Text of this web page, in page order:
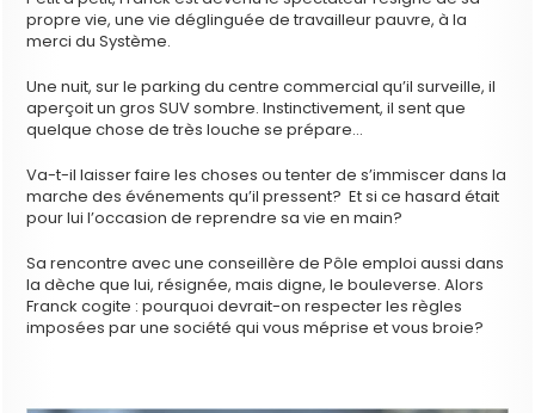
propre vie, une vie déglinguée de travailleur pauvre, à la
merci du Système.
Une nuit, sur le parking du centre commercial qu’il surveille, il
aperçoit un gros SUV sombre. Instinctivement, il sent que
quelque chose de très louche se prépare…
Va-t-il laisser faire les choses ou tenter de s’immiscer dans la
marche des événements qu’il pressent? Et si ce hasard était
pour lui l’occasion de reprendre sa vie en main?
Sa rencontre avec une conseillère de Pôle emploi aussi dans
la dèche que lui, résignée, mais digne, le bouleverse. Alors
Franck cogite : pourquoi devrait-on respecter les règles
imposées par une société qui vous méprise et vous broie?